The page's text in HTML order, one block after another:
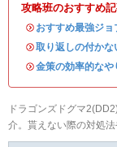
攻略班のおすすめ
・ おすすめ最強ジョ
・取り返しの付かな
・金策の効率的なや
ドラゴンズドグマ
介。貰えない際の対処